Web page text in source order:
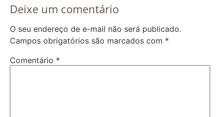
Deixe um comentário
O seu endereço de e-mail não será publicado.
Campos obrigatórios são marcados com *
Comentário *